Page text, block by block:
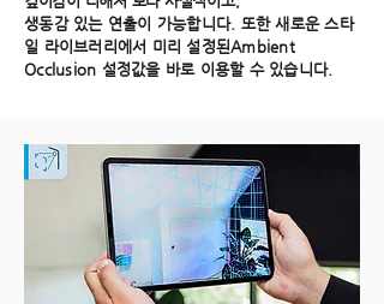
생동감 있는 연출이 가능합니다. 또한 새로운 스타
일 라이브러리에서 미리 설정된Ambient
Occlusion 설정값을 바로 이용할 수 있습니다.